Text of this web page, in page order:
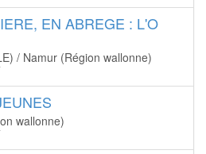
EN ABREGE : L'O
/ Namur (Région wallonne)
wallonne)